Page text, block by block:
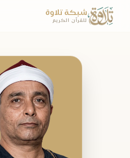
شبكة تلاوة
للقرآن الكريم